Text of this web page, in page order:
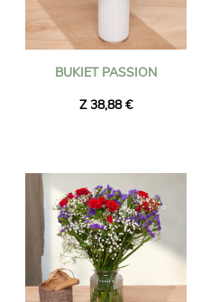
BUKIET PASSION
Z 38,88 €